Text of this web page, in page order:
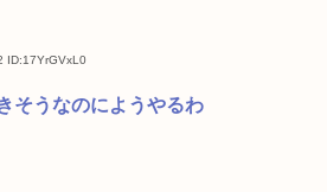
ID:17YrGVxL0
そうなのにようやるわ